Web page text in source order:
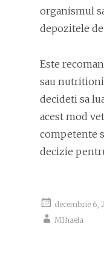
organismul
depozitele
Este
sau
decideti sa
acest mod
competente
decizie
decembrie 6,
MIhaela